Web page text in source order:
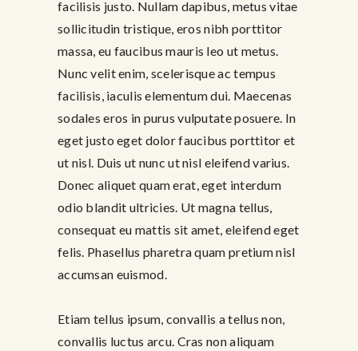
facilisis justo. Nullam dapibus, metus vitae
sollicitudin tristique, eros nibh porttitor
massa, eu faucibus mauris leo ut metus.
Nunc velit enim, scelerisque ac tempus
facilisis, iaculis elementum dui. Maecenas
sodales eros in purus vulputate posuere. In
eget justo eget dolor faucibus porttitor et
ut nisl. Duis ut nunc ut nisl eleifend varius.
Donec aliquet quam erat, eget interdum
odio blandit ultricies. Ut magna tellus,
consequat eu mattis sit amet, eleifend eget
felis. Phasellus pharetra quam pretium nisl
accumsan euismod.
Etiam tellus ipsum, convallis a tellus non,
convallis luctus arcu. Cras non aliquam